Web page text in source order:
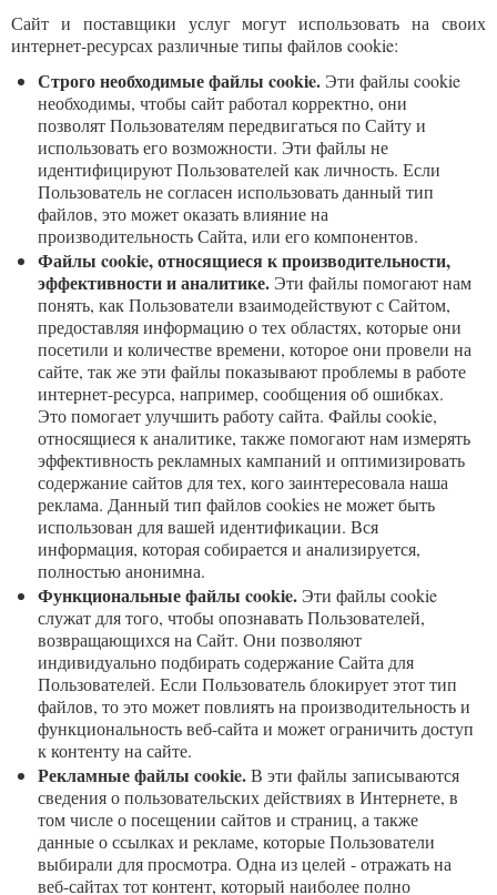
Сайт и поставщики услуг могут использовать на своих
интернет-ресурсах различные типы файлов cookie:
Строго необходимые файлы cookie. Эти файлы cookie
необходимы, чтобы сайт работал корректно, они
позволят Пользователям передвигаться по Сайту и
использовать его возможности. Эти файлы не
идентифицируют Пользователей как личность. Если
Пользователь не согласен использовать данный тип
файлов, это может оказать влияние на
производительность Сайта, или его компонентов.
Файлы cookie, относящиеся к производительности,
эффективности и аналитике. Эти файлы помогают нам
понять, как Пользователи взаимодействуют с Сайтом,
предоставляя информацию о тех областях, которые они
посетили и количестве времени, которое они провели на
сайте, так же эти файлы показывают проблемы в работе
интернет-ресурса, например, сообщения об ошибках.
Это помогает улучшить работу сайта. Файлы cookie,
относящиеся к аналитике, также помогают нам измерять
эффективность рекламных кампаний и оптимизировать
содержание сайтов для тех, кого заинтересовала наша
реклама. Данный тип файлов cookies не может быть
использован для вашей идентификации. Вся
информация, которая собирается и анализируется,
полностью анонимна.
Функциональные файлы cookie. Эти файлы cookie
служат для того, чтобы опознавать Пользователей,
возвращающихся на Сайт. Они позволяют
индивидуально подбирать содержание Сайта для
Пользователей. Если Пользователь блокирует этот тип
файлов, то это может повлиять на производительность и
функциональность веб-сайта и может ограничить доступ
к контенту на сайте.
Рекламные файлы cookie.В эти файлы записываются
сведения о пользовательских действиях в Интернете, в
том числе о посещении сайтов и страниц, а также
данные о ссылках и рекламе, которые Пользователи
выбирали для просмотра. Одна из целей - отражать на
веб-сайтах тот контент, который наиболее полно